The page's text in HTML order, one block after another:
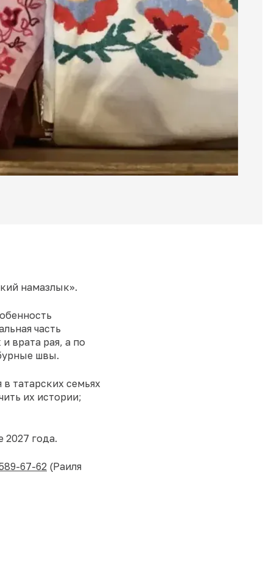
намазлык».
часть
врата рая, а по
швы.
татарских семьях
их истории;
2027 года.
67-62 (Раиля